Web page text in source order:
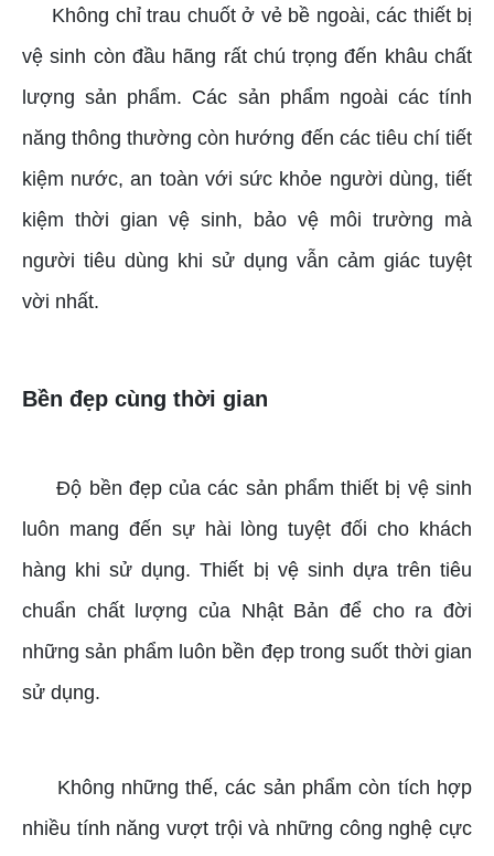
Không chỉ trau chuốt ở vẻ bề ngoài, các thiết bị
vệ sinh còn đầu hãng rất chú trọng đến khâu chất
lượng sản phẩm. Các sản phẩm ngoài các tính
năng thông thường còn hướng đến các tiêu chí tiết
kiệm nước, an toàn với sức khỏe người dùng, tiết
kiệm thời gian vệ sinh, bảo vệ môi trường mà
người tiêu dùng khi sử dụng vẫn cảm giác tuyệt
vời nhất.
Bền đẹp cùng thời gian
Độ bền đẹp của các sản phẩm thiết bị vệ sinh
luôn mang đến sự hài lòng tuyệt đối cho khách
hàng khi sử dụng. Thiết bị vệ sinh dựa trên tiêu
chuẩn chất lượng của Nhật Bản để cho ra đời
những sản phẩm luôn bền đẹp trong suốt thời gian
sử dụng.
Không những thế, các sản phẩm còn tích hợp
nhiều tính năng vượt trội và những công nghệ cực